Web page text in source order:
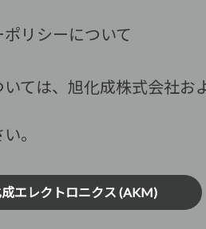
リシーについて
ては、旭化成株式会社
。
エレクトロニクス (AKM)